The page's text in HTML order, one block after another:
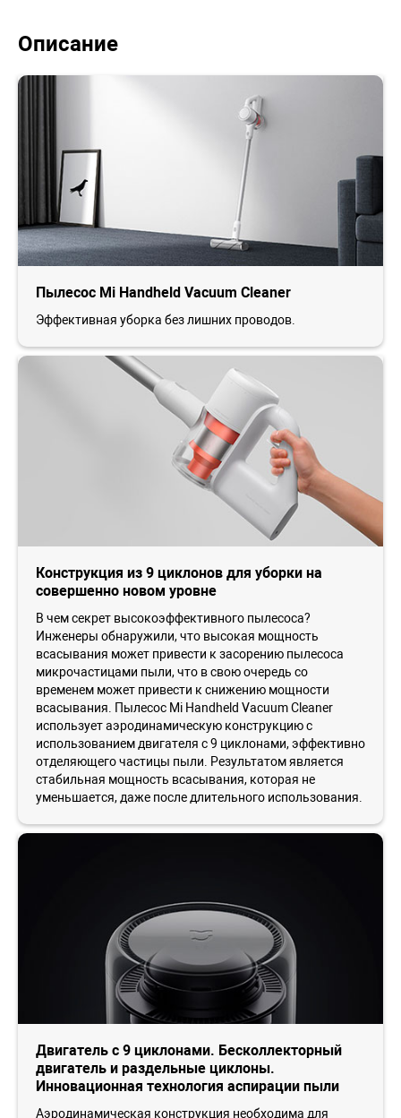
Описание
Пылесос Mi Handheld Vacuum Cleaner
Эффективная уборка без лишних проводов.
Конструкция из 9 циклонов для уборки на
совершенно новом уровне
В чем секрет высокоэффективного пылесоса?
Инженеры обнаружили, что высокая мощность
всасывания может привести к засорению пылесоса
микрочастицами пыли, что в свою очередь со
временем может привести к снижению мощности
всасывания. Пылесос Mi Handheld Vacuum Cleaner
использует аэродинамическую конструкцию с
использованием двигателя с 9 циклонами, эффективно
отделяющего частицы пыли. Результатом является
стабильная мощность всасывания, которая не
уменьшается, даже после длительного использования.
Двигатель с 9 циклонами. Бесколлекторный
двигатель и раздельные циклоны.
Инновационная технология аспирации пыли
Аэродинамическая конструкция необходима для